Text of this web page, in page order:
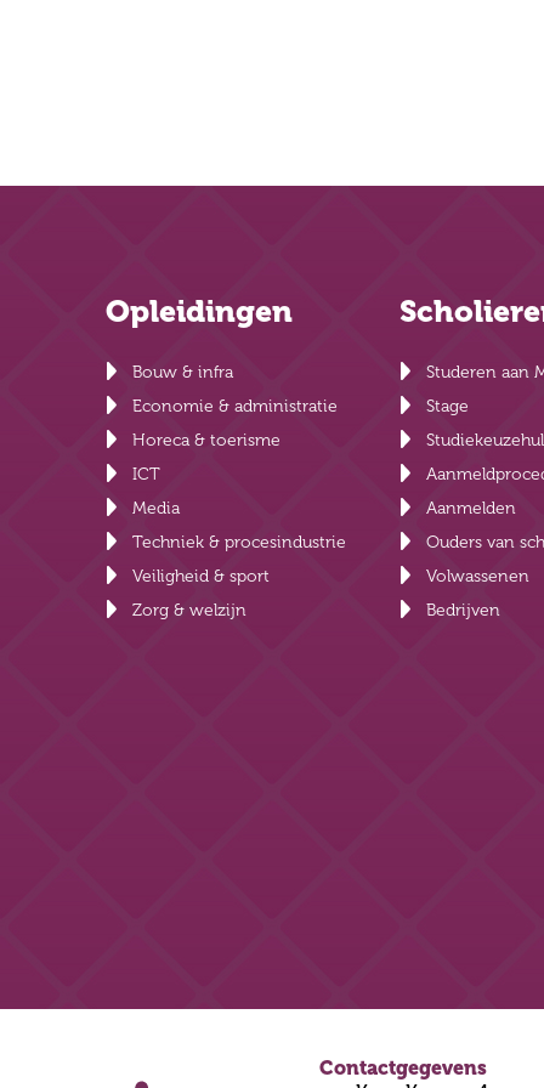
Opleidingen
Bouw & infra
Economie & administratie
Horeca & toerisme
ICT
Media
Techniek & procesindustrie
Veiligheid & sport
Zorg & welzijn
Studeren aan
Stage
Aanmelden
Ouders van
Volwassenen
Bedrijven
Contactgegevens